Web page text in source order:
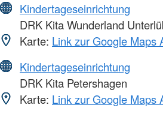
Kindertageseinrichtung
DRK Kita Wunderland
Karte: Link zur Google Maps
Kindertageseinrichtung
DRK Kita Petershagen
Karte: Link zur Google Maps